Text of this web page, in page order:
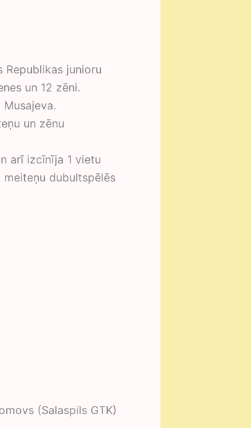
Republikas junioru
un 12 zēni.
Musajeva.
un zēnu
arī izcīnīja 1 vietu
dubultspēlēs
(Salaspils GTK)